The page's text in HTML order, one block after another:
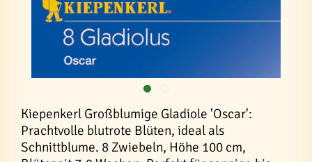
Kiepenkerl Großblumige Gladiole 'Oscar':
Prachtvolle blutrote Blüten, ideal als
Schnittblume. 8 Zwiebeln, Höhe 100 cm,